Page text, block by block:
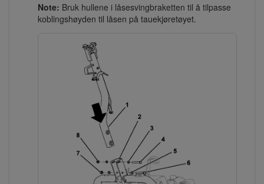
Note: Bruk hullene i låsesvingbraketten til å tilpasse
koblingshøyden til låsen på tauekjøretøyet.